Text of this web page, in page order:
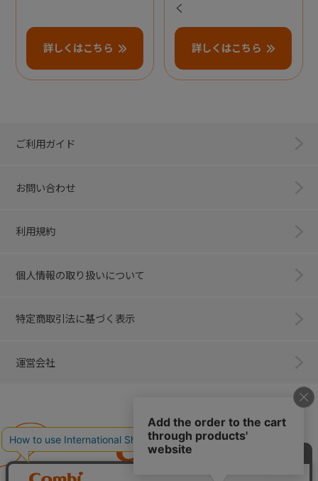
詳しくはこちら
く
詳しくはこちら
ご利用ガイド
お問い合わせ
利用規約
個人情報の取り扱いについて
特定商取引法に基づく表示
運営会社